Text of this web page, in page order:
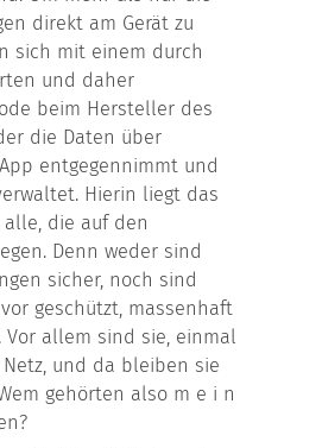
direkt am Gerät zu
sich mit einem durch
und daher
beim Hersteller des
die Daten über
entgegennimmt und
Hierin liegt das
die auf den
Denn weder sind
sicher, noch sind
geschützt, massenhaft
Vor allem sind sie, einmal
und da bleiben sie
gehörten also m e i n